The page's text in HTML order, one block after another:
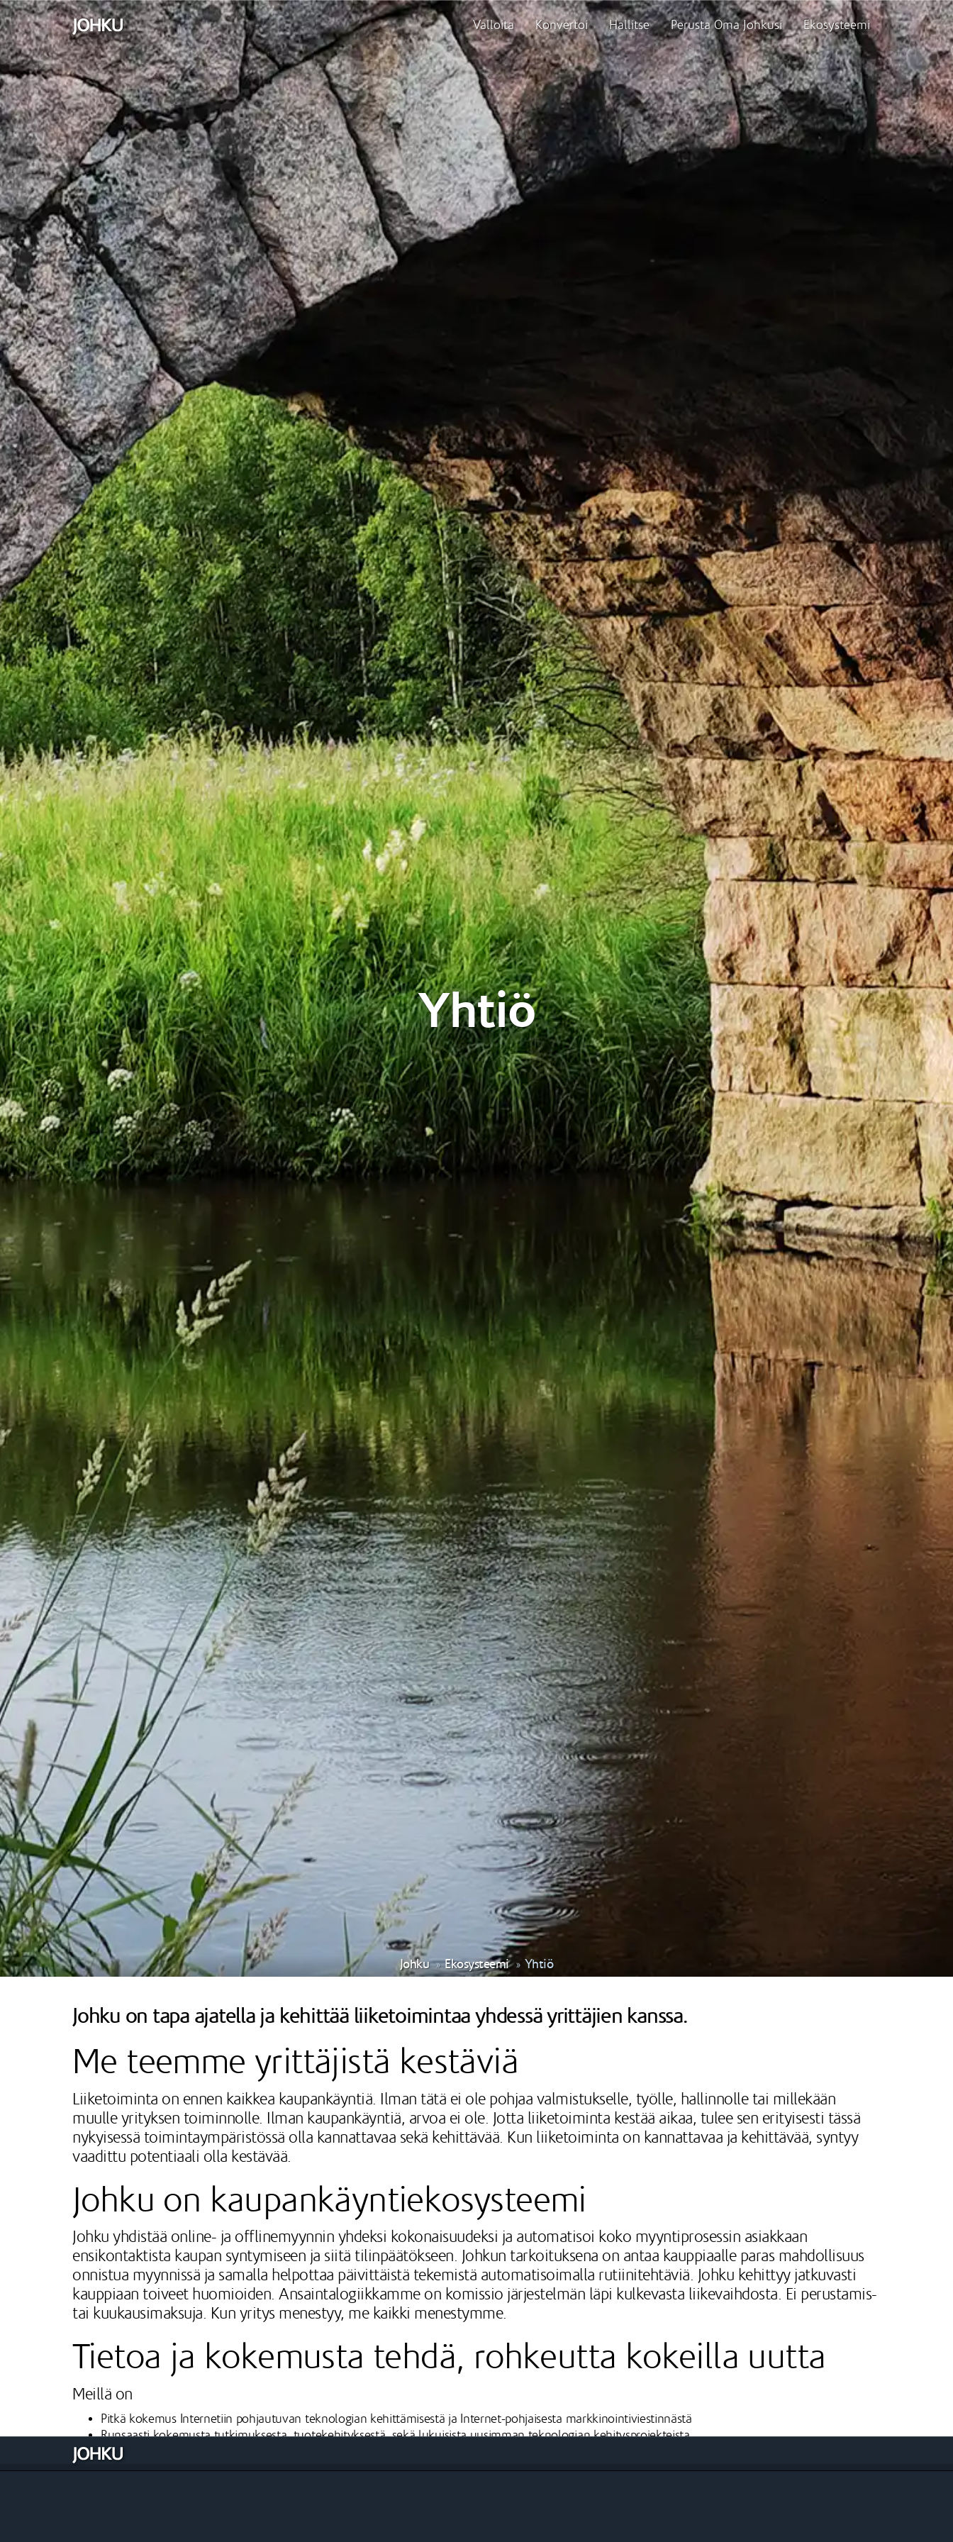
Valloita Konvertoi Hallitse Perusta Oma Johkusi Ekosysteemi
Yhtiö
Johku Ekosysteemi Yhtiö
Johku on tapa ajatella ja kehittää liiketoimintaa yhdessä yrittäjien kanssa.
Me teemme yrittäjistä kestäviä
Liiketoiminta on ennen kaikkea kaupankäyntiä. Ilman tätä ei ole pohjaa valmistukselle, työlle, hallinnolle tai millekään
muulle yrityksen toiminnolle. Ilman kaupankäyntiä, arvoa ei ole. Jotta liiketoiminta kestää aikaa, tulee sen erityisesti tässä
nykyisessä toimintaympäristössä olla kannattavaa sekä kehittävää. Kun liiketoiminta on kannattavaa ja kehittävää, syntyy
vaadittu potentiaali olla kestävää.
Johku on kaupankäyntiekosysteemi
Johku yhdistää online- ja offlinemyynnin yhdeksi kokonaisuudeksi ja automatisoi koko myyntiprosessin asiakkaan
ensikontaktista kaupan syntymiseen ja siitä tilinpäätökseen. Johkun tarkoituksena on antaa kauppiaalle paras mahdollisuus
onnistua myynnissä ja samalla helpottaa päivittäistä tekemistä automatisoimalla rutiinitehtäviä. Johku kehittyy jatkuvasti
kauppiaan toiveet huomioiden. Ansaintalogiikkamme on komissio järjestelmän läpi kulkevasta liikevaihdosta. Ei perustamis-
tai kuukausimaksuja. Kun yritys menestyy, me kaikki menestymme.
Tietoa ja kokemusta tehdä, rohkeutta kokeilla uutta
Meillä on
Pitkä kokemus Internetiin pohjautuvan teknologian kehittämisestä ja Internet-pohjaisesta markkinointiviestinnästä
Runsaasti kokemusta tutkimuksesta, tuotekehityksestä, sekä lukuisista uusimman teknologian kehitysprojekteista
Vahva ymmärrys ja kokemus eri ohjelmointirajapinnoista
Syvä, kehittyvä ymmärrys matkailu- ja tapahtuma-alasta erinomaisten kumppaneiden ansiosta